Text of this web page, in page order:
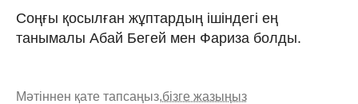
Соңғы қосылған жұптардың ішіндегі ең
танымалы Абай Бегей мен Фариза болды.
Мәтіннен қате тапсаңыз,бізге жазыңыз